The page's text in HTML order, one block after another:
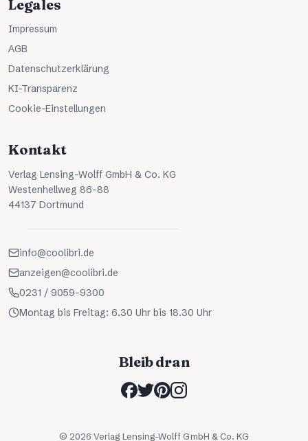
Legales
Impressum
AGB
Datenschutzerklärung
KI-Transparenz
Cookie-Einstellungen
Kontakt
Verlag Lensing-Wolff GmbH & Co. KG
Westenhellweg 86-88
44137 Dortmund
info@coolibri.de
anzeigen@coolibri.de
0231 / 9059-9300
Montag bis Freitag: 6.30 Uhr bis 18.30 Uhr
Bleib dran
© 2026 Verlag Lensing-Wolff GmbH & Co. KG